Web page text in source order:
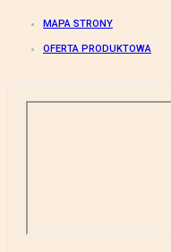
MAPA STRONY
OFERTA PRODUKTOWA